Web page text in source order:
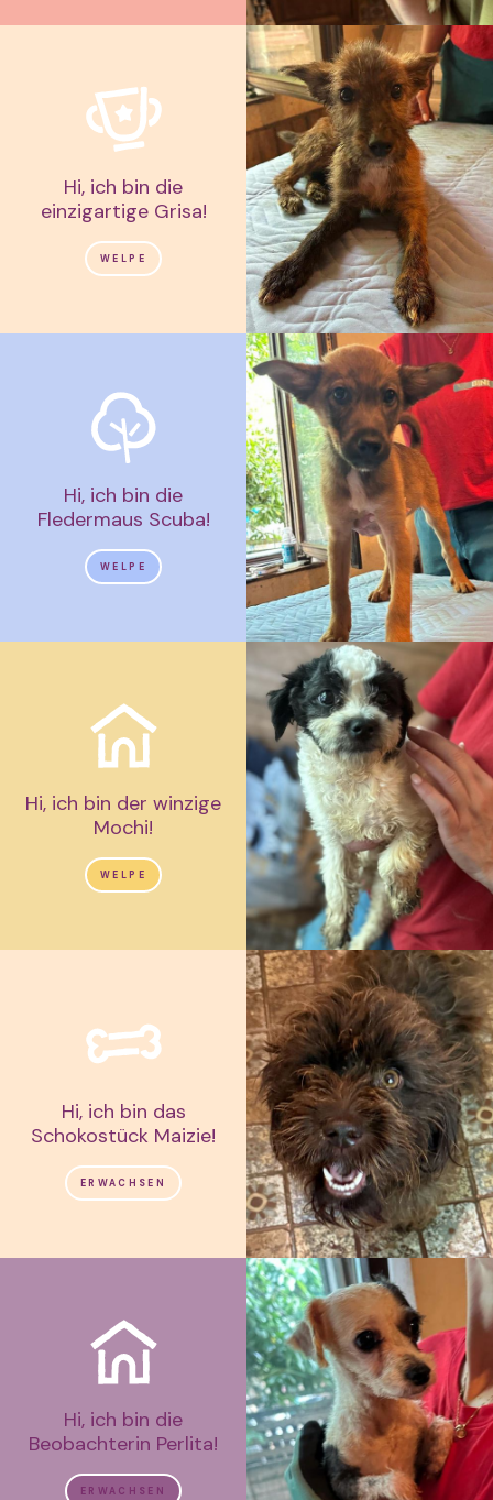
Hi, ich bin die
einzigartige Grisa!
WELPE
Hi, ich bin die
Fledermaus Scuba!
WELPE
Hi, ich bin der winzige
Mochi!
WELPE
Hi, ich bin das
Schokostück Maizie!
ERWACHSEN
Hi, ich bin die
Beobachterin Perlita!
ERWACHSEN